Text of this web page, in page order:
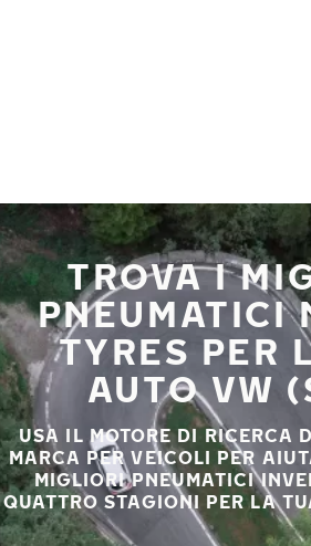
TROVA I
PNEUMATICI
TYRES PER
AUTO VW
USA IL MOTORE DI RICERCA
MARCA PER VEICOLI PER
MIGLIORI PNEUMATICI
QUATTRO STAGIONI PER LA